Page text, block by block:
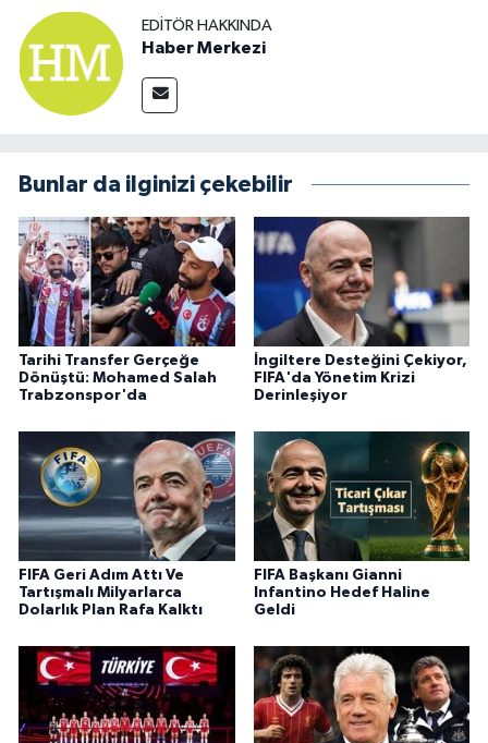
EDITÖR HAKKINDA
Haber Merkezi
Bunlar da ilginizi çekebilir
Tarihi Transfer Gerçeğe
Dönüştü: Mohamed Salah
Trabzonspor'da
İngiltere Desteğini Çekiyor,
FIFA'da Yönetim Krizi
Derinleşiyor
FIFA Geri Adım Attı Ve
Tartışmalı Milyarlarca
Dolarlık Plan Rafa Kalktı
FIFA Başkanı Gianni
Infantino Hedef Haline
Geldi